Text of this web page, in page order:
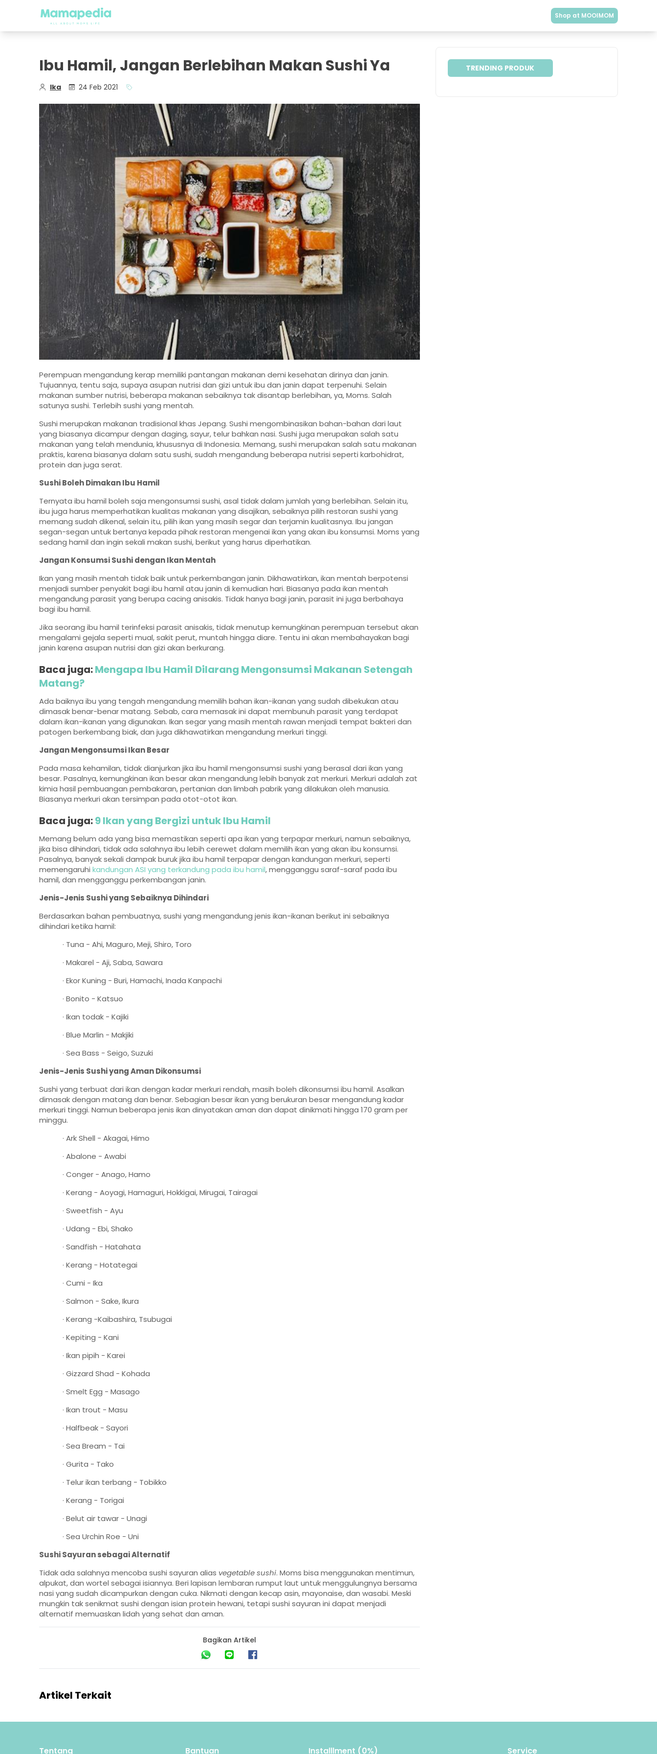
Shop at MOOIMOM
Ibu Hamil, Jangan Berlebihan Makan Sushi Ya
Ika 24 Feb 2021
Perempuan mengandung kerap memiliki pantangan makanan demi kesehatan dirinya dan janin.
Tujuannya, tentu saja, supaya asupan nutrisi dan gizi untuk ibu dan janin dapat terpenuhi. Selain
makanan sumber nutrisi, beberapa makanan sebaiknya tak disantap berlebihan, ya, Moms. Salah
satunya sushi. Terlebih sushi yang mentah.
Sushi merupakan makanan tradisional khas Jepang. Sushi mengombinasikan bahan-bahan dari laut
yang biasanya dicampur dengan daging, sayur, telur bahkan nasi. Sushi juga merupakan salah satu
makanan yang telah mendunia, khususnya di Indonesia. Memang, sushi merupakan salah satu makanan
praktis, karena biasanya dalam satu sushi, sudah mengandung beberapa nutrisi seperti karbohidrat,
protein dan juga serat.
Sushi Boleh Dimakan Ibu Hamil
Ternyata ibu hamil boleh saja mengonsumsi sushi, asal tidak dalam jumlah yang berlebihan. Selain itu,
ibu juga harus memperhatikan kualitas makanan yang disajikan, sebaiknya pilih restoran sushi yang
memang sudah dikenal, selain itu, pilih ikan yang masih segar dan terjamin kualitasnya. Ibu jangan
segan-segan untuk bertanya kepada pihak restoran mengenai ikan yang akan ibu konsumsi. Moms yang
sedang hamil dan ingin sekali makan sushi, berikut yang harus diperhatikan.
Jangan Konsumsi Sushi dengan Ikan Mentah
Ikan yang masih mentah tidak baik untuk perkembangan janin. Dikhawatirkan, ikan mentah berpotensi
menjadi sumber penyakit bagi ibu hamil atau janin di kemudian hari. Biasanya pada ikan mentah
mengandung parasit yang berupa cacing anisakis. Tidak hanya bagi janin, parasit ini juga berbahaya
bagi ibu hamil.
Jika seorang ibu hamil terinfeksi parasit anisakis, tidak menutup kemungkinan perempuan tersebut akan
mengalami gejala seperti mual, sakit perut, muntah hingga diare. Tentu ini akan membahayakan bagi
janin karena asupan nutrisi dan gizi akan berkurang.
Baca juga:Mengapa Ibu Hamil Dilarang Mengonsumsi Makanan Setengah
Matang?
Ada baiknya ibu yang tengah mengandung memilih bahan ikan-ikanan yang sudah dibekukan atau
dimasak benar-benar matang. Sebab, cara memasak ini dapat membunuh parasit yang terdapat
dalam ikan-ikanan yang digunakan. Ikan segar yang masih mentah rawan menjadi tempat bakteri dan
patogen berkembang biak, dan juga dikhawatirkan mengandung merkuri tinggi.
Jangan Mengonsumsi Ikan Besar
Pada masa kehamilan, tidak dianjurkan jika ibu hamil mengonsumsi sushi yang berasal dari ikan yang
besar. Pasalnya, kemungkinan ikan besar akan mengandung lebih banyak zat merkuri. Merkuri adalah zat
kimia hasil pembuangan pembakaran, pertanian dan limbah pabrik yang dilakukan oleh manusia.
Biasanya merkuri akan tersimpan pada otot-otot ikan.
Baca juga:9 Ikan yang Bergizi untuk Ibu Hamil
Memang belum ada yang bisa memastikan seperti apa ikan yang terpapar merkuri, namun sebaiknya,
jika bisa dihindari, tidak ada salahnya ibu lebih cerewet dalam memilih ikan yang akan ibu konsumsi.
Pasalnya, banyak sekali dampak buruk jika ibu hamil terpapar dengan kandungan merkuri, seperti
memengaruhi kandungan ASI yang terkandung pada ibu hamil, mengganggu saraf-saraf pada ibu
hamil, dan mengganggu perkembangan janin.
Jenis-Jenis Sushi yang Sebaiknya Dihindari
Berdasarkan bahan pembuatnya, sushi yang mengandung jenis ikan-ikanan berikut ini sebaiknya
dihindari ketika hamil:
· Tuna - Ahi, Maguro, Meji, Shiro, Toro
· Makarel - Aji, Saba, Sawara
· Ekor Kuning - Buri, Hamachi, Inada Kanpachi
· Bonito - Katsuo
· Ikan todak - Kajiki
· Blue Marlin - Makjiki
· Sea Bass - Seigo, Suzuki
Jenis-Jenis Sushi yang Aman Dikonsumsi
Sushi yang terbuat dari ikan dengan kadar merkuri rendah, masih boleh dikonsumsi ibu hamil. Asalkan
dimasak dengan matang dan benar. Sebagian besar ikan yang berukuran besar mengandung kadar
merkuri tinggi. Namun beberapa jenis ikan dinyatakan aman dan dapat dinikmati hingga 170 gram per
minggu.
· Ark Shell - Akagai, Himo
· Abalone - Awabi
· Conger - Anago, Hamo
· Kerang - Aoyagi, Hamaguri, Hokkigai, Mirugai, Tairagai
· Sweetfish - Ayu
· Udang - Ebi, Shako
· Sandfish - Hatahata
· Kerang - Hotategai
· Cumi - Ika
· Salmon - Sake, Ikura
· Kerang -Kaibashira, Tsubugai
· Kepiting - Kani
· Ikan pipih - Karei
· Gizzard Shad - Kohada
· Smelt Egg - Masago
· Ikan trout - Masu
· Halfbeak - Sayori
· Sea Bream - Tai
· Gurita - Tako
· Telur ikan terbang - Tobikko
· Kerang - Torigai
· Belut air tawar - Unagi
· Sea Urchin Roe - Uni
Sushi Sayuran sebagai Alternatif
Tidak ada salahnya mencoba sushi sayuran alias vegetable sushi. Moms bisa menggunakan mentimun,
alpukat, dan wortel sebagai isiannya. Beri lapisan lembaran rumput laut untuk menggulungnya bersama
nasi yang sudah dicampurkan dengan cuka. Nikmati dengan kecap asin, mayonaise, dan wasabi. Meski
mungkin tak senikmat sushi dengan isian protein hewani, tetapi sushi sayuran ini dapat menjadi
alternatif memuaskan lidah yang sehat dan aman.
Bagikan Artikel
TRENDING PRODUK
Artikel Terkait
Tentang Bantuan Installlment (0%) Service